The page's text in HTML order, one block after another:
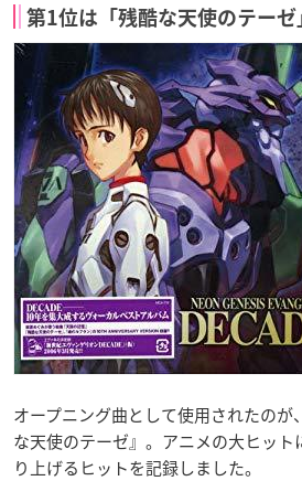
第1位は「残酷な天使のテーゼ
オープニング曲として使用されたの
な天使のテーゼ』。アニメの大ヒット
り上げるヒットを記録しました。